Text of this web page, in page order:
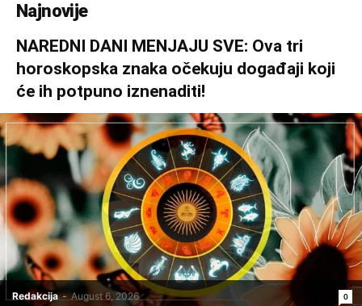
Najnovije
NAREDNI DANI MENJAJU SVE: Ova tri
horoskopska znaka očekuju događaji koji
će ih potpuno iznenaditi!
Redakcija - August 6, 2026 0